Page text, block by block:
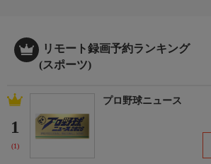
リモート録画予約ランキング
(スポーツ)
1
(1)
プロ野球ニュース